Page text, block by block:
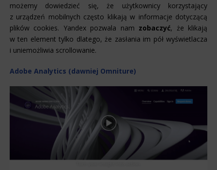
możemy dowiedzieć się, że użytkownicy korzystający
z urządzeń mobilnych często klikają w informacje dotyczącą
plików cookies. Yandex pozwala nam zobaczyć, że klikają
w ten element tylko dlatego, że zasłania im pół wyświetlacza
i uniemożliwia scrollowanie.
Adobe Analytics (dawniej Omniture)